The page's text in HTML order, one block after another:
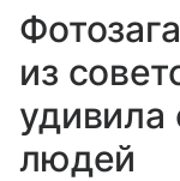
из
людей